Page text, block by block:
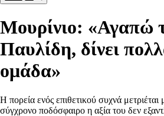
Μουρίνιο: «Αγαπώ
Παυλίδη, δίνει
ομάδα»
Η πορεία ενός επιθετικού συχνά
σύγχρονο ποδόσφαιρο η αξία του δεν